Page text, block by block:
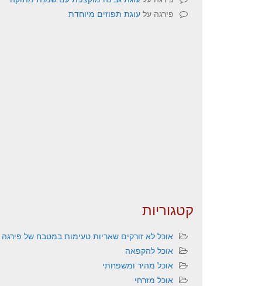
פירגה על עוגת תפוזים מיוחדת
קטגוריות
אוכל לא זורקים שאריות טעימות במטבח של פירגה
אוכל להקפאה
אוכל מהיר ומשפחתי
אוכל מזרחי